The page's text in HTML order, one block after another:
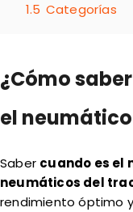
1.5 Categorías
¿Cómo
el
Saber cuando es el
neumáticos del
rendimiento óptimo